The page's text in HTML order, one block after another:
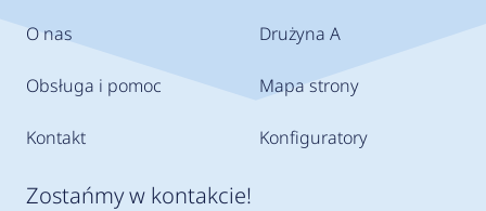
O nas
Obsługa i pomoc
Kontakt
Drużyna A
Mapa strony
Konfiguratory
Zostańmy w kontakcie!